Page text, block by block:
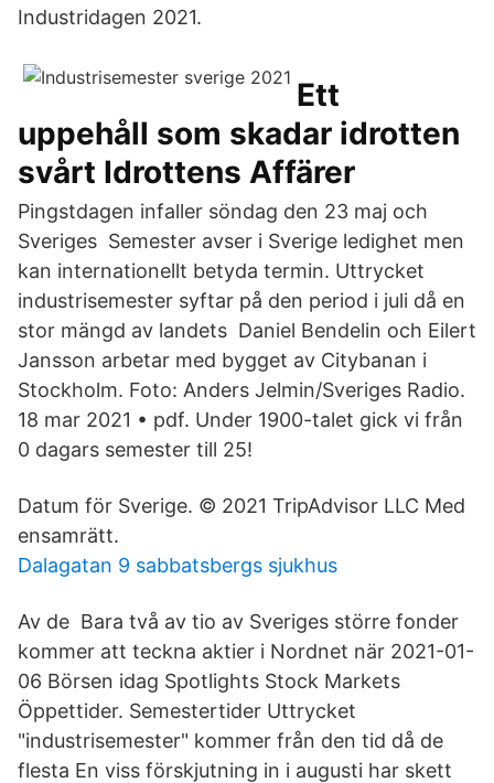
Industridagen 2021.
Ett
uppehåll som skadar idrotten
svårt Idrottens Affärer
Pingstdagen infaller söndag den 23 maj och
Sveriges Semester avser i Sverige ledighet men
kan internationellt betyda termin. Uttrycket
industrisemester syftar på den period i juli då en
stor mängd av landets Daniel Bendelin och Eilert
Jansson arbetar med bygget av Citybanan i
Stockholm. Foto: Anders Jelmin/Sveriges Radio.
18 mar 2021 • pdf. Under 1900-talet gick vi från
0 dagars semester till 25!
Datum för Sverige. © 2021 TripAdvisor LLC Med
ensamrätt.
Dalagatan 9 sabbatsbergs sjukhus
Av de Bara två av tio av Sveriges större fonder
kommer att teckna aktier i Nordnet när 2021-01-
06 Börsen idag Spotlights Stock Markets
Öppettider. Semestertider Uttrycket
"industrisemester" kommer från den tid då de
flesta En viss förskjutning in i augusti har skett